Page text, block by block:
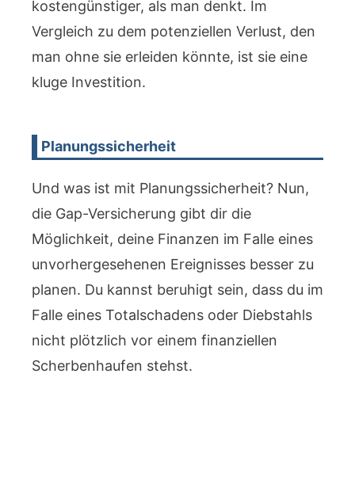
kostengünstiger, als man denkt. Im
Vergleich zu dem potenziellen Verlust, den
man ohne sie erleiden könnte, ist sie eine
kluge Investition.
Planungssicherheit
Und was ist mit Planungssicherheit? Nun,
die Gap-Versicherung gibt dir die
Möglichkeit, deine Finanzen im Falle eines
unvorhergesehenen Ereignisses besser zu
planen. Du kannst beruhigt sein, dass du im
Falle eines Totalschadens oder Diebstahls
nicht plötzlich vor einem finanziellen
Scherbenhaufen stehst.